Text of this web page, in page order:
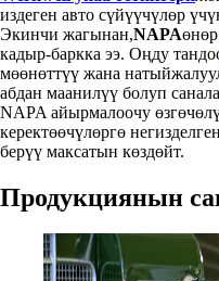
издеген авто сүйүүчүлөр
Экинчи жагынан,NAPA
кадыр-баркка ээ. Оңду
мөөнөттүү жана
абдан маанилүү болуп
NAPA айырмалоочу
керектөөчүлөргө
берүү максатын көздөйт.
Продукциянын